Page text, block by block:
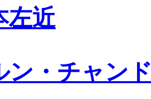
左近
ン・チャン